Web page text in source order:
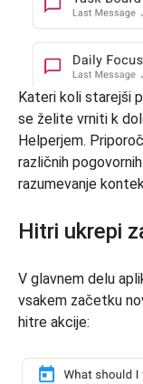
Kateri koli starejši
se želite vrniti k
Helperjem.
različnih
razumevanje
Hitri ukrepi
V glavnem delu
vsakem začetku
hitre akcije: